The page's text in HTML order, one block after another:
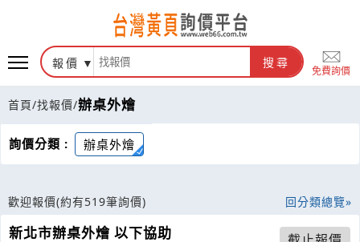
報價 搜尋
免費詢價
首頁/找報價/辦桌外燴
詢價分類 : 辦桌外燴
歡迎報價(約有519筆詢價) 回分類總覽
新北市辦桌外燴 以下協助